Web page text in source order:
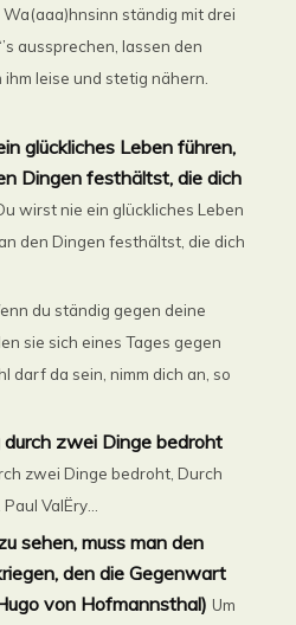
Wa(aaa)hnsinn ständig mit drei
aussprechen, lassen den
leise und stetig nähern.
glückliches Leben führen,
Dingen festhältst, die dich
wirst nie ein glückliches Leben
den Dingen festhältst, die dich
du ständig gegen deine
sie sich eines Tages gegen
darf da sein, nimm dich an, so
zwei Dinge bedroht
zwei Dinge bedroht, Durch
ValËry...
sehen, muss man den
den die Gegenwart
von Hofmannsthal) Um